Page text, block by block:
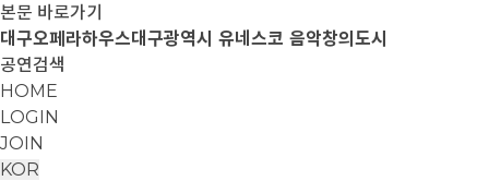
본문 바로가기
대구오페라하우스대구광역시 유네스코 음악창의도시
공연검색
HOME
LOGIN
JOIN
KOR